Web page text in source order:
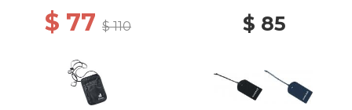
$ 77 $ 110 $ 85